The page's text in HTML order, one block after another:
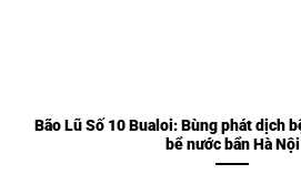
Bão Lũ Số 10 Bualoi: Bùng phát dịch
bể nước bẩn Hà Nội